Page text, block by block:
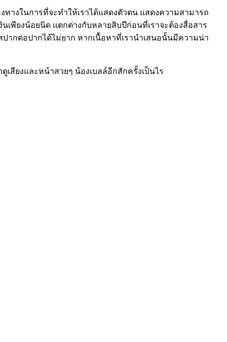
ทางในการที่จะทำให้เราได้แสดงตัวตน แสดงความสามารถ
นเพียงน้อยนิด แตกต่างกับหลายสิบปีก่อนที่เราจะต้องสื่อสาร
ปากต่อปากได้ไม่ยาก หากเนื้อหาที่เรานำเสนอนั้นมีความน่า
สียงและหน้าสวยๆ น้องเบลล์อีกสักครั้งเป็นไร